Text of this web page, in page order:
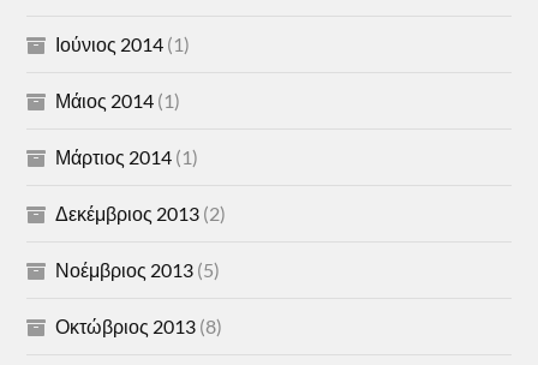
Ιούνιος 2014 (1)
Μάιος 2014 (1)
Μάρτιος 2014 (1)
Δεκέμβριος 2013 (2)
Νοέμβριος 2013 (5)
Οκτώβριος 2013 (8)